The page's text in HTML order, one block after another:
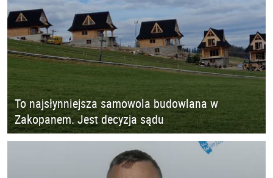
To najsłynniejsza samowola budowlana w
Zakopanem. Jest decyzja sądu